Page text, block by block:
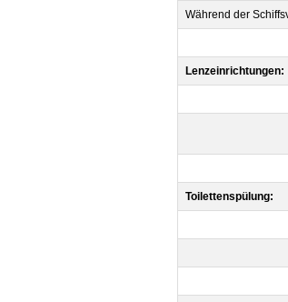
Während der
Lenzeinrichtungen:
Toilettenspülung: